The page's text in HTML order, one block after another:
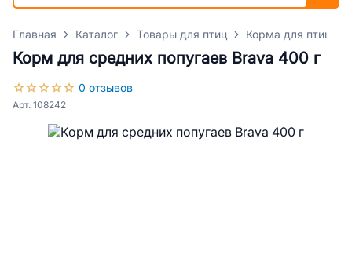
Главная Каталог Товары для птиц Корма для птиц
Корм для средних попугаев Brava 400 г
0 отзывов
Арт. 108242